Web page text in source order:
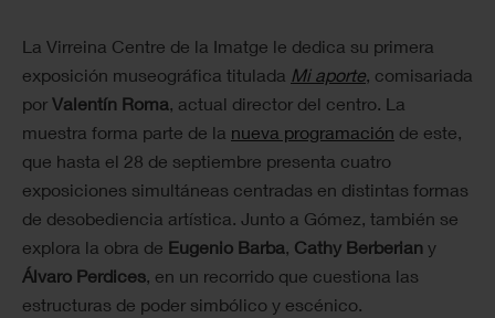
La Virreina Centre de la Imatge le dedica su primera
exposición museográfica titulada Mi aporte, comisariada
por Valentín Roma, actual director del centro. La
muestra forma parte de la nueva programación de este,
que hasta el 28 de septiembre presenta cuatro
exposiciones simultáneas centradas en distintas formas
de desobediencia artística. Junto a Gómez, también se
explora la obra de Eugenio Barba, Cathy Berberian y
Álvaro Perdices, en un recorrido que cuestiona las
estructuras de poder simbólico y escénico.